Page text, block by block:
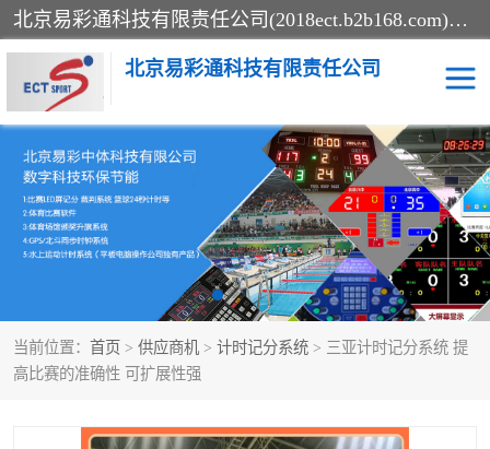
北京易彩通科技有限责任公司(2018ect.b2b168.com)主要提供陕西计时记分系统，全国统一热线：15611947915.北京易彩通科技有限责任公司有一支长期从事智能控制系统研发的高素质的队伍，具有嵌入式系统，视频系统、通信系统、网络系统，体育计时系统的知识和技能。强力打造体育比赛计时计分系统、智能升降旗系统、标准时钟系统、赛事编排及信息发布系统，为用户提供较新的，较廉价的，应用解决方案。
北京易彩通科技有限责任公司
当前位置： 首页 > 供应商机 > 计时记分系统 > 三亚计时记分系统 提
高比赛的准确性 可扩展性强
记分系统 游泳计时系统
智能颁奖旗系统 GPS同步时钟系统
计时计分及成绩处理系统 计时记分系统
体育场馆影像采集回放系 游泳馆水下摄影采集救生